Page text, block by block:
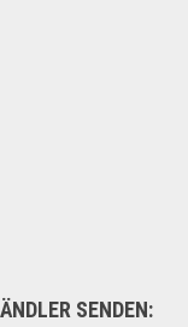
SENDEN: